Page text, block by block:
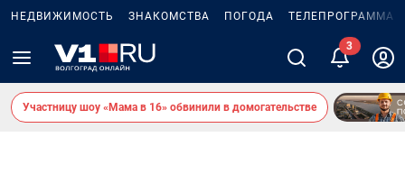
НЕДВИЖИМОСТЬ ЗНАКОМСТВА ПОГОДА ТЕЛЕПРОГРАММА
3
Участницу шоу «Мама в 16» обвинили в домогательстве